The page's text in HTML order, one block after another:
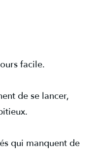
facile.
de se lancer,
qui manquent de